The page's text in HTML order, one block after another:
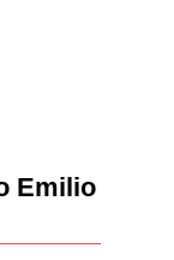
Emilio